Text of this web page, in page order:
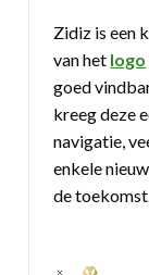
Zidiz is een
van het logo
goed
kreeg deze
navigatie,
enkele
de